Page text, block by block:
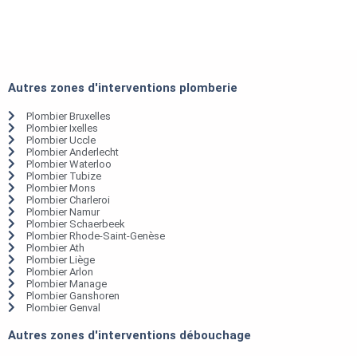
Autres zones d'interventions plomberie
Plombier Bruxelles
Plombier Ixelles
Plombier Uccle
Plombier Anderlecht
Plombier Waterloo
Plombier Tubize
Plombier Mons
Plombier Charleroi
Plombier Namur
Plombier Schaerbeek
Plombier Rhode-Saint-Genèse
Plombier Ath
Plombier Liège
Plombier Arlon
Plombier Manage
Plombier Ganshoren
Plombier Genval
Autres zones d'interventions débouchage